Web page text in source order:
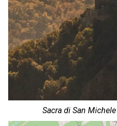
Sacra di San Michele